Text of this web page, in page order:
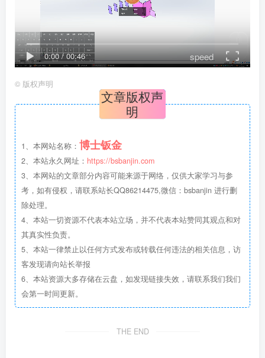
0:00/00:46 speed
© 版权声明
文章版权声
明
1、本网站名称： 博士钣金
2、本站永久网址： https://bsbanjin.com
3、本网站的文章部分内容可能来源于网络，仅供大家学习与参
考，如有侵权，请联系站长QQ86214475,微信：bsbanjin 进行删
除处理。
4、本站一切资源不代表本站立场，并不代表本站赞同其观点和对
其真实性负责。
5、本站一律禁止以任何方式发布或转载任何违法的相关信息，访
客发现请向站长举报
6、本站资源大多存储在云盘，如发现链接失效，请联系我们我们
会第一时间更新。
THE END